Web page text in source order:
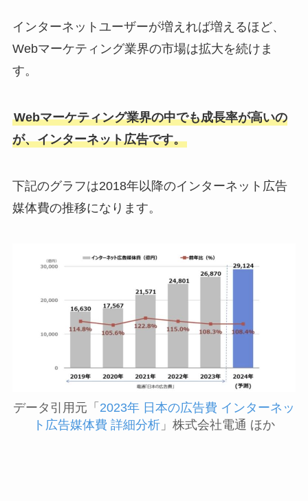
インターネットユーザーが増えれば増えるほど、
Webマーケティング業界の市場は拡大を続けま
す。
Webマーケティング業界の中でも成長率が高いの
が、インターネット広告です。
下記のグラフは2018年以降のインターネット広告
媒体費の推移になります。
データ引用元「 2023年 日本の広告費 インターネッ
ト広告媒体費 詳細分析 」株式会社電通 ほか